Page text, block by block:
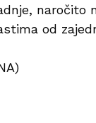
naročito
od